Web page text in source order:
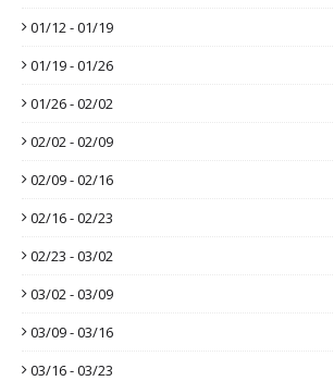
01/12 - 01/19
01/19 - 01/26
01/26 - 02/02
02/02 - 02/09
02/09 - 02/16
02/16 - 02/23
02/23 - 03/02
03/02 - 03/09
03/09 - 03/16
03/16 - 03/23